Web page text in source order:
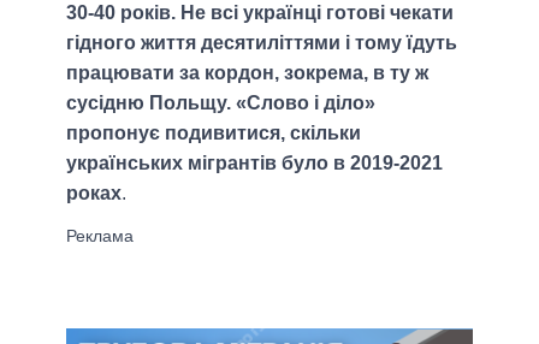
30-40 років. Не всі українці готові чекати
гідного життя десятиліттями і тому їдуть
працювати за кордон, зокрема, в ту ж
сусідню Польщу. «Слово і діло»
пропонує подивитися, скільки
українських мігрантів було в 2019-2021
роках.